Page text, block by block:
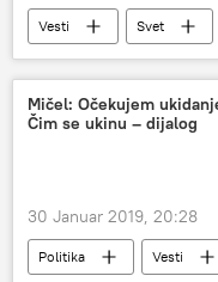
Vesti Svet
Mičel: Očekujem
Čim se ukinu – dijalog
30 Januar 2019, 20:28
Politika Vesti